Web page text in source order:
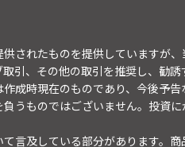
されたものを提供していますが
引、その他の取引を推奨し、勧
成時現在のものであり、今後予
うものではございません。投資
言及している部分があります。